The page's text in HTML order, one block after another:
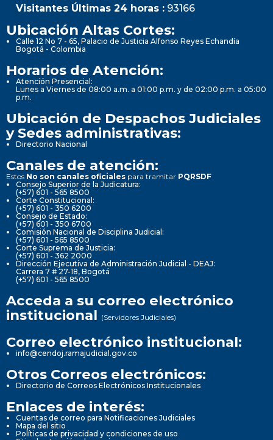
Visitantes Últimas 24 horas : 93166
Ubicación Altas Cortes:
Calle 12 No 7 - 65, Palacio de Justicia Alfonso Reyes Echandía
Bogotá - Colombia
Horarios de Atención:
Atención Presencial:
Lunes a Viernes de 08:00 a.m. a 01:00 p.m. y de 02:00 p.m. a 05:00
p.m.
Ubicación de Despachos Judiciales
y Sedes administrativas:
Directorio Nacional
Canales de atención:
Estos No son canales oficiales para tramitar PQRSDF
Consejo Superior de la Judicatura:
(+57) 601 - 565 8500
Corte Constitucional:
(+57) 601 - 350 6200
Consejo de Estado:
(+57) 601 - 350 6700
Comisión Nacional de Disciplina Judicial:
(+57) 601 - 565 8500
Corte Suprema de Justicia:
(+57) 601 - 362 2000
Dirección Ejecutiva de Administración Judicial - DEAJ:
Carrera 7 # 27-18, Bogotá
(+57) 601 - 565 8500
Acceda a su correo electrónico
institucional (Servidores Judiciales)
Correo electrónico institucional:
info@cendoj.ramajudicial.gov.co
Otros Correos electrónicos:
Directorio de Correos Electrónicos Institucionales
Enlaces de interés:
Cuentas de correo para Notificaciones Judiciales
Mapa del sitio
Políticas de privacidad y condiciones de uso